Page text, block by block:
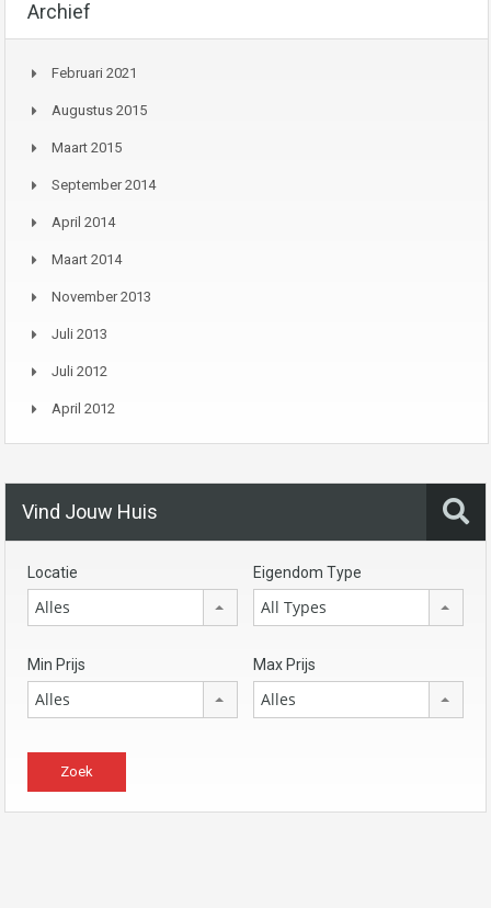
Archief
Februari 2021
Augustus 2015
Maart 2015
September 2014
April 2014
Maart 2014
November 2013
Juli 2013
Juli 2012
April 2012
Vind Jouw Huis
Locatie
Alles
Eigendom Type
All Types
Min Prijs
Alles
Max Prijs
Alles